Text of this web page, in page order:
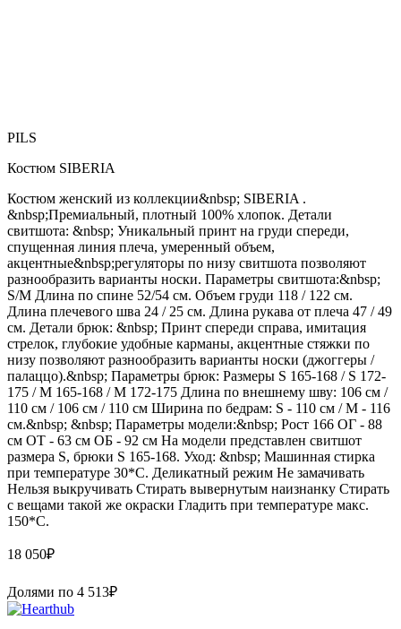
PILS
Костюм SIBERIA
Костюм женский из коллекции&nbsp; SIBERIA .
&nbsp;Премиальный, плотный 100% хлопок. Детали
свитшота: &nbsp; Уникальный принт на груди спереди,
спущенная линия плеча, умеренный объем,
акцентные&nbsp;регуляторы по низу свитшота позволяют
разнообразить варианты носки. Параметры свитшота:&nbsp;
S/M Длина по спине 52/54 см. Объем груди 118 / 122 см.
Длина плечевого шва 24 / 25 см. Длина рукава от плеча 47 / 49
см. Детали брюк: &nbsp; Принт спереди справа, имитация
стрелок, глубокие удобные карманы, акцентные стяжки по
низу позволяют разнообразить варианты носки (джоггеры /
палаццо).&nbsp; Параметры брюк: Размеры S 165-168 / S 172-
175 / М 165-168 / М 172-175 Длина по внешнему шву: 106 см /
110 см / 106 см / 110 см Ширина по бедрам: S - 110 см / М - 116
см.&nbsp; &nbsp; Параметры модели:&nbsp; Рост 166 ОГ - 88
см ОТ - 63 см ОБ - 92 см На модели представлен свитшот
размера S, брюки S 165-168. Уход: &nbsp; Машинная стирка
при температуре 30*С. Деликатный режим Не замачивать
Нельзя выкручивать Стирать вывернутым наизнанку Стирать
с вещами такой же окраски Гладить при температуре макс.
150*С.
18 050₽
Долями по 4 513₽